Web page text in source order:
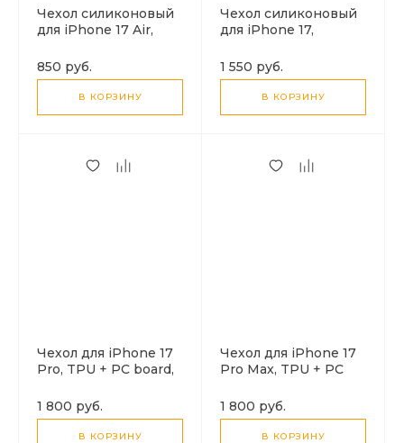
Чехол силиконовый
для iPhone 17 Air,
серия TPU, HOCO,
прозрачный
850 руб.
В КОРЗИНУ
Чехол силиконовый
для iPhone 17,
(MagSafe), HOCO,
прозрачный
1 550 руб.
В КОРЗИНУ
Чехол для iPhone 17
Pro, TPU + PC board,
(MagSafe), с
подставкой, AS1,
HOCO, черный
1 800 руб.
В КОРЗИНУ
Чехол для iPhone 17
Pro Max, TPU + PC
(MagSafe), с
подставкой, AS1,
HOCO, черный
1 800 руб.
В КОРЗИНУ